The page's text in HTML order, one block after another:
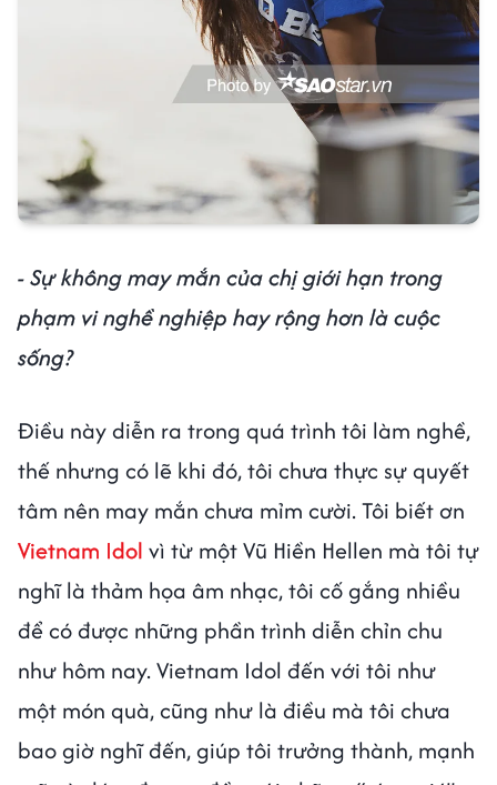
- Sự không may mắn của chị giới hạn trong
phạm vi nghề nghiệp hay rộng hơn là cuộc
sống?
Điều này diễn ra trong quá trình tôi làm nghề,
thế nhưng có lẽ khi đó, tôi chưa thực sự quyết
tâm nên may mắn chưa mỉm cười. Tôi biết ơn
Vietnam Idol vì từ một Vũ Hiền Hellen mà tôi tự
nghĩ là thảm họa âm nhạc, tôi cố gắng nhiều
để có được những phần trình diễn chỉn chu
như hôm nay. Vietnam Idol đến với tôi như
một món quà, cũng như là điều mà tôi chưa
bao giờ nghĩ đến, giúp tôi trưởng thành, mạnh